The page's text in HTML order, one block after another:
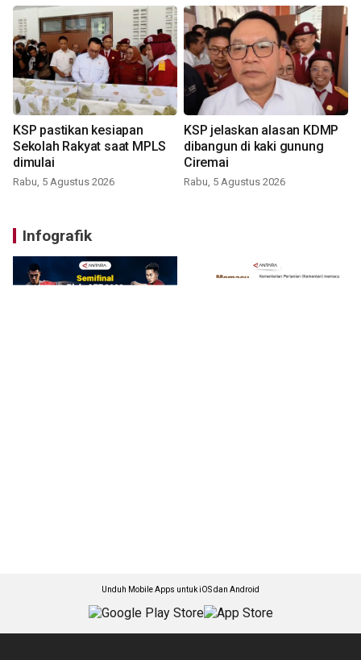
KSP pastikan kesiapan
Sekolah Rakyat saat MPLS
dimulai
Rabu, 5 Agustus 2026
KSP jelaskan alasan KDMP
dibangun di kaki gunung
Ciremai
Rabu, 5 Agustus 2026
Infografik
Unduh Mobile Apps untuk iOS dan Android